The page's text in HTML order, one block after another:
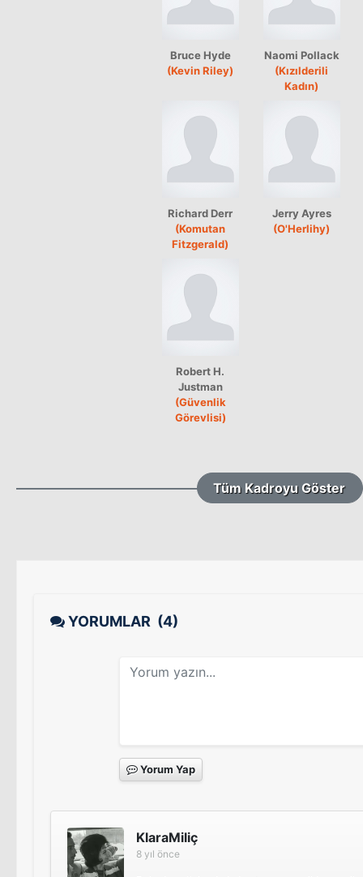
Bruce Hyde
(Kevin Riley)
Naomi Pollack
(Kızılderili
Kadın)
Richard Derr
(Komutan
Fitzgerald)
Jerry Ayres
(O'Herlihy)
Robert H.
Justman
(Güvenlik
Görevlisi)
Tüm Kadroyu Göster
YORUMLAR (4)
Yorum Yap
KlaraMiliç
8 yıl önce